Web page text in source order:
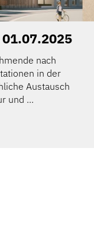
01.07.2025
nach
in der
Austausch
und ...